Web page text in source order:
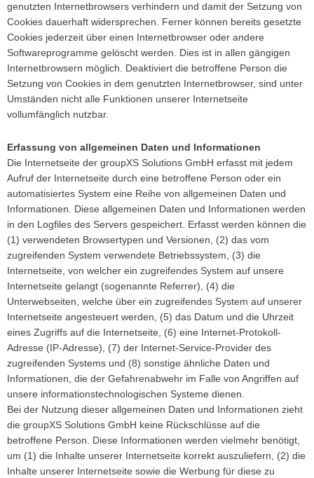
genutzten Internetbrowsers verhindern und damit der Setzung von
Cookies dauerhaft widersprechen. Ferner können bereits gesetzte
Cookies jederzeit über einen Internetbrowser oder andere
Softwareprogramme gelöscht werden. Dies ist in allen gängigen
Internetbrowsern möglich. Deaktiviert die betroffene Person die
Setzung von Cookies in dem genutzten Internetbrowser, sind unter
Umständen nicht alle Funktionen unserer Internetseite
vollumfänglich nutzbar.
Erfassung von allgemeinen Daten und Informationen
Die Internetseite der groupXS Solutions GmbH erfasst mit jedem
Aufruf der Internetseite durch eine betroffene Person oder ein
automatisiertes System eine Reihe von allgemeinen Daten und
Informationen. Diese allgemeinen Daten und Informationen werden
in den Logfiles des Servers gespeichert. Erfasst werden können die
(1) verwendeten Browsertypen und Versionen, (2) das vom
zugreifenden System verwendete Betriebssystem, (3) die
Internetseite, von welcher ein zugreifendes System auf unsere
Internetseite gelangt (sogenannte Referrer), (4) die
Unterwebseiten, welche über ein zugreifendes System auf unserer
Internetseite angesteuert werden, (5) das Datum und die Uhrzeit
eines Zugriffs auf die Internetseite, (6) eine Internet-Protokoll-
Adresse (IP-Adresse), (7) der Internet-Service-Provider des
zugreifenden Systems und (8) sonstige ähnliche Daten und
Informationen, die der Gefahrenabwehr im Falle von Angriffen auf
unsere informationstechnologischen Systeme dienen.
Bei der Nutzung dieser allgemeinen Daten und Informationen zieht
die groupXS Solutions GmbH keine Rückschlüsse auf die
betroffene Person. Diese Informationen werden vielmehr benötigt,
um (1) die Inhalte unserer Internetseite korrekt auszuliefern, (2) die
Inhalte unserer Internetseite sowie die Werbung für diese zu